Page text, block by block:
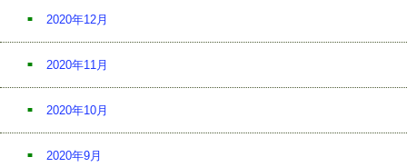
2020年12月
2020年11月
2020年10月
2020年9月